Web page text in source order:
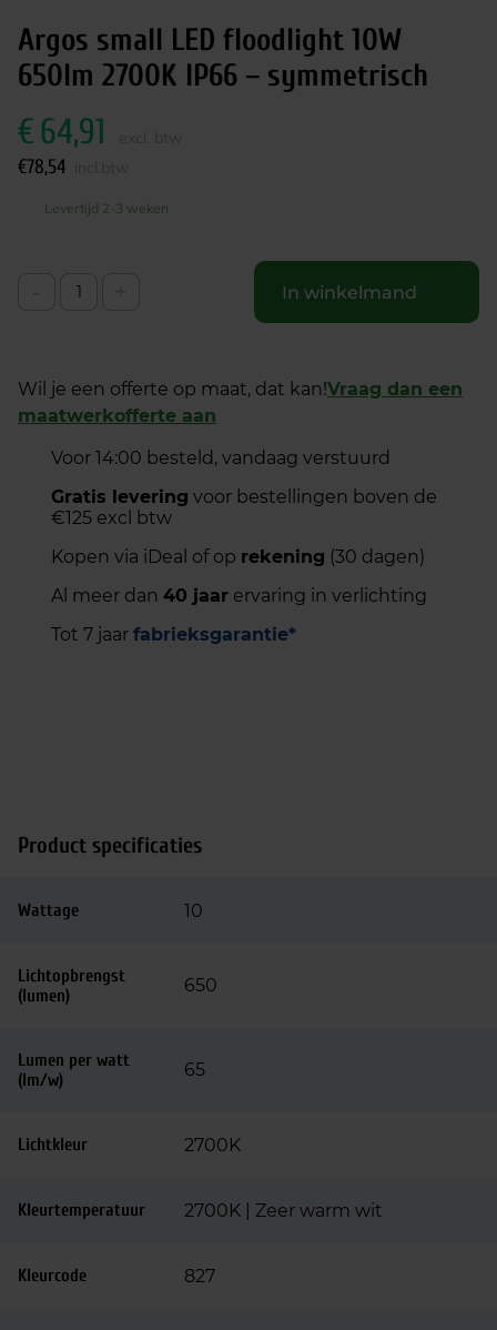
Argos small LED floodlight 10W
650lm 2700K IP66 – symmetrisch
€64,91
€78,54
Levertijd 2-3 weken
In winkelmand
Wil je een offerte op maat, dat kan!Vraag dan een
maatwerkofferte aan
Voor 14:00 besteld, vandaag verstuurd
Gratis levering voor bestellingen boven de
€125 excl btw
Kopen via iDeal of op rekening (30 dagen)
Al meer dan 40 jaar ervaring in verlichting
Tot 7 jaar fabrieksgarantie*
Product specificaties
Wattage 10
Lichtopbrengst
(lumen)
650
Lumen per watt
(lm/w)
65
Lichtkleur 2700K
Kleurtemperatuur 2700K | Zeer warm wit
Kleurcode 827